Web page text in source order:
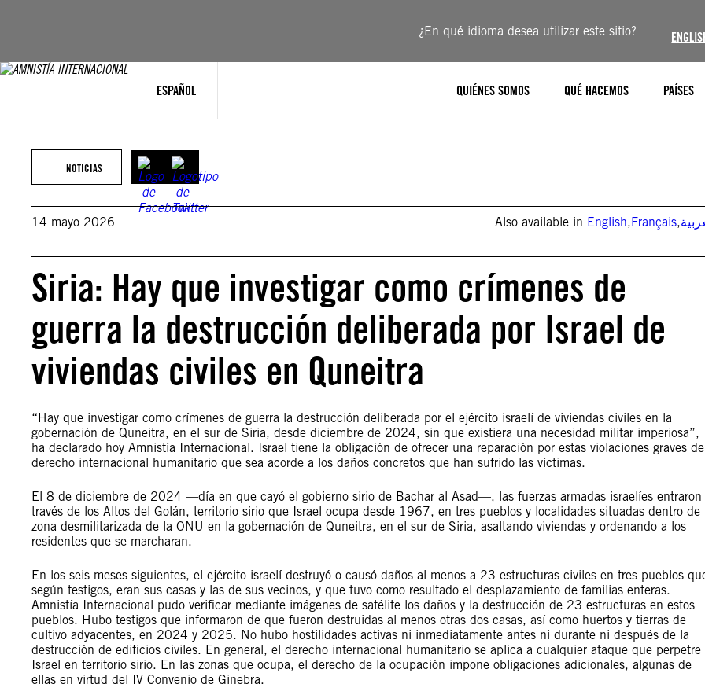
¿En qué idioma desea utilizar este sitio?
ESPAÑOL QUIÉNES SOMOS QUÉ HACEMOS PAÍSES
NOTICIAS
14 mayo 2026 Also available in English,Français,
Siria: Hay que investigar como crímenes de
guerra la destrucción deliberada por Israel de
viviendas civiles en Quneitra
“Hay que investigar como crímenes de guerra la destrucción deliberada por el ejército israelí de viviendas civiles en la
gobernación de Quneitra, en el sur de Siria, desde diciembre de 2024, sin que existiera una necesidad militar imperiosa”,
ha declarado hoy Amnistía Internacional. Israel tiene la obligación de ofrecer una reparación por estas violaciones graves
derecho internacional humanitario que sea acorde a los daños concretos que han sufrido las víctimas.
El 8 de diciembre de 2024 —día en que cayó el gobierno sirio de Bachar al Asad—, las fuerzas armadas israelíes entraron
través de los Altos del Golán, territorio sirio que Israel ocupa desde 1967, en tres pueblos y localidades situadas dentro de
zona desmilitarizada de la ONU en la gobernación de Quneitra, en el sur de Siria, asaltando viviendas y ordenando a los
residentes que se marcharan.
En los seis meses siguientes, el ejército israelí destruyó o causó daños al menos a 23 estructuras civiles en tres pueblos
según testigos, eran sus casas y las de sus vecinos, y que tuvo como resultado el desplazamiento de familias enteras.
Amnistía Internacional pudo verificar mediante imágenes de satélite los daños y la destrucción de 23 estructuras en estos
pueblos. Hubo testigos que informaron de que fueron destruidas al menos otras dos casas, así como huertos y tierras de
cultivo adyacentes, en 2024 y 2025. No hubo hostilidades activas ni inmediatamente antes ni durante ni después de la
destrucción de edificios civiles. En general, el derecho internacional humanitario se aplica a cualquier ataque que perpetre
Israel en territorio sirio. En las zonas que ocupa, el derecho de la ocupación impone obligaciones adicionales, algunas de
ellas en virtud del IV Convenio de Ginebra.